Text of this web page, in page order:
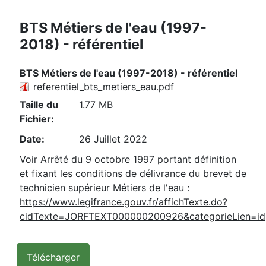
BTS Métiers de l'eau (1997-
2018) - référentiel
BTS Métiers de l'eau (1997-2018) - référentiel
referentiel_bts_metiers_eau.pdf
Taille du
Fichier:
1.77 MB
Date:
26 Juillet 2022
Voir Arrêté du 9 octobre 1997 portant définition
et fixant les conditions de délivrance du brevet de
technicien supérieur Métiers de l'eau :
https://www.legifrance.gouv.fr/affichTexte.do?
cidTexte=JORFTEXT000000200926&categorieLien=id